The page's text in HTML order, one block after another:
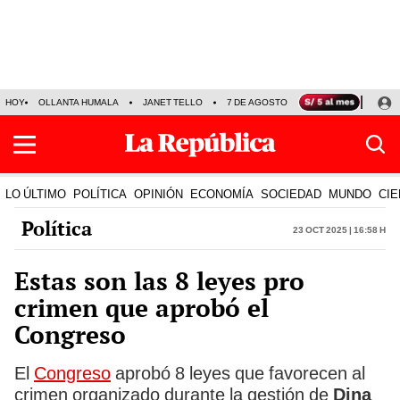
HOY OLLANTA HUMALA JANET TELLO 7 DE AGOSTO TINKA RESULTADOS
LO ÚLTIMO POLÍTICA OPINIÓN ECONOMÍA SOCIEDAD MUNDO
Política 23 Oct 2025 | 16:58 h
Estas son las 8 leyes pro
crimen que aprobó el
Congreso
El Congreso aprobó 8 leyes que favorecen al
crimen organizado durante la gestión de Dina